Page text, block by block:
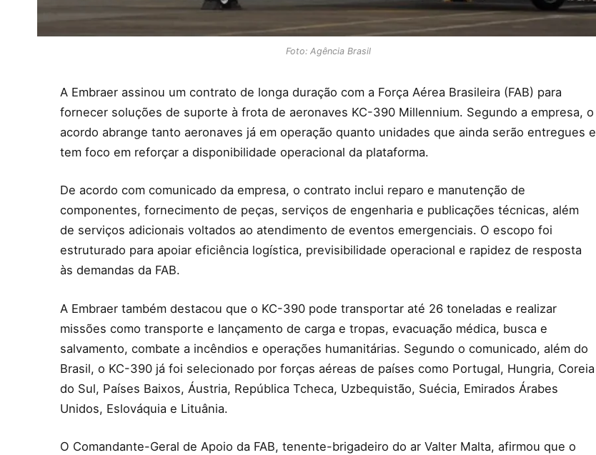
Foto: Agência Brasil
A Embraer assinou um contrato de longa duração com a Força Aérea Brasileira (FAB) para
fornecer soluções de suporte à frota de aeronaves KC-390 Millennium. Segundo a empresa, o
acordo abrange tanto aeronaves já em operação quanto unidades que ainda serão entregues e
tem foco em reforçar a disponibilidade operacional da plataforma.
De acordo com comunicado da empresa, o contrato inclui reparo e manutenção de
componentes, fornecimento de peças, serviços de engenharia e publicações técnicas, além
de serviços adicionais voltados ao atendimento de eventos emergenciais. O escopo foi
estruturado para apoiar eficiência logística, previsibilidade operacional e rapidez de resposta
às demandas da FAB.
A Embraer também destacou que o KC-390 pode transportar até 26 toneladas e realizar
missões como transporte e lançamento de carga e tropas, evacuação médica, busca e
salvamento, combate a incêndios e operações humanitárias. Segundo o comunicado, além do
Brasil, o KC-390 já foi selecionado por forças aéreas de países como Portugal, Hungria, Coreia
do Sul, Países Baixos, Áustria, República Tcheca, Uzbequistão, Suécia, Emirados Árabes
Unidos, Eslováquia e Lituânia.
O Comandante-Geral de Apoio da FAB, tenente-brigadeiro do ar Valter Malta, afirmou que o